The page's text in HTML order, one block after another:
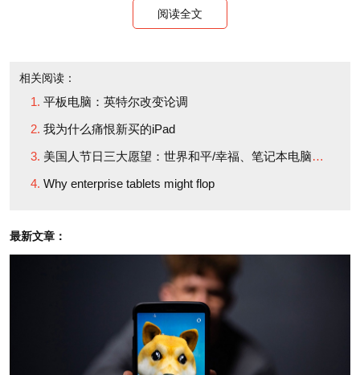
台。但绝大部分平板电脑将会卖给个人消费者，而非
我要承认一点，苹果已经在企业消费领域有了一些
进展。在9月份，曾有报道指出，商业软件供应商SAP
将为其17000名员工配备iPad。不过，上周早些时
（Fortune）表示，SAP将会部署“数千台”（而不是
17,000台）平板电脑，而且并不仅限于iPad。SAP目
前已为大约2000名员工配备了平板电脑（SAP的员工
总数将近50，000人）。
阅读全文
相关阅读：
平板电脑：英特尔改变论调
我为什么痛恨新买的iPad
美国人节日三大愿望：世界和平/幸福、笔记本电脑、iPad
Why enterprise tablets might flop
最新文章：